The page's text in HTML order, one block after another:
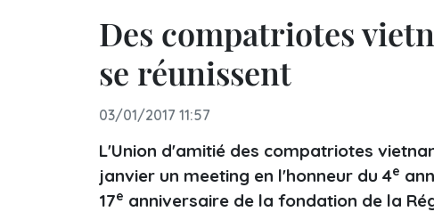
Des compatriotes
se réunissent
03/01/2017 11:57
L'Union d'amitié des compatriotes
janvier un meeting en l'honneur du 4e
17e anniversaire de la fondation de la